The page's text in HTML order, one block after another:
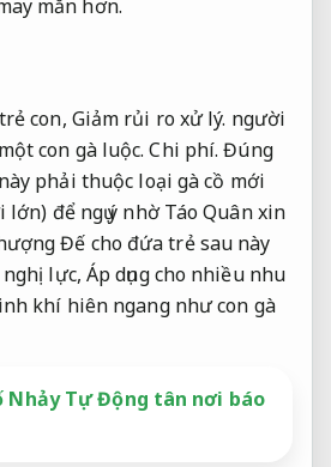
mắn hơn.
con, Giảm rủi ro xử lý. người
con gà luộc.Chi phí. Đúng
phải thuộc loại gà cồ mới
để ngụ ý nhờ Táo Quân xin
Đế cho đứa trẻ sau này
lực, Áp dụng cho nhiều nhu
khí hiên ngang như con gà
Nhảy Tự Động tân nơi báo